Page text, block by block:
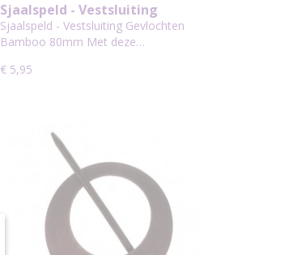
Sjaalspeld - Vestsluiting
Gevlochten Bamboo 80mm
Sjaalspeld - Vestsluiting Gevlochten
Bamboo 80mm Met deze…
€ 5,95